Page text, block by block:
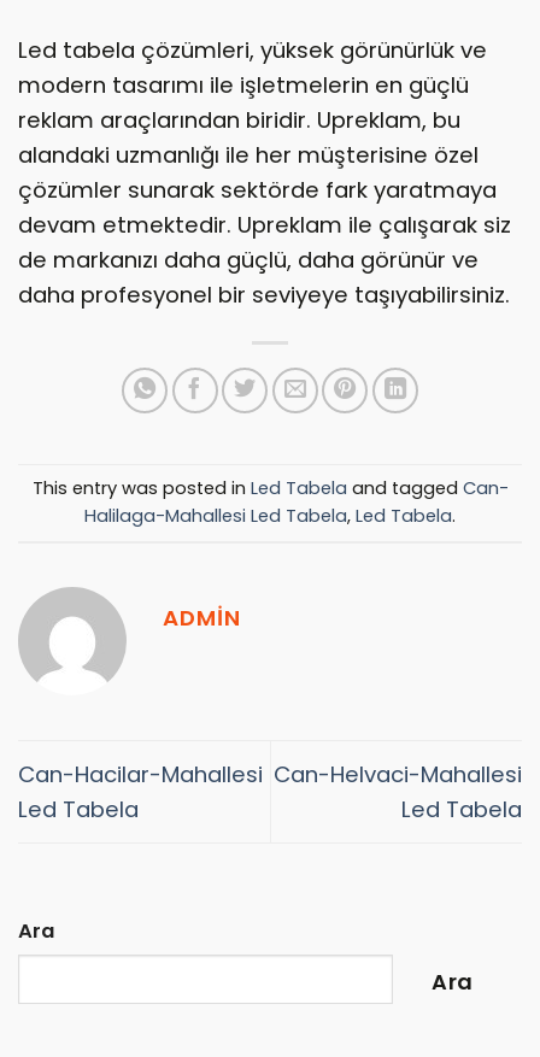
Led tabela çözümleri, yüksek görünürlük ve
modern tasarımı ile işletmelerin en güçlü
reklam araçlarından biridir. Upreklam, bu
alandaki uzmanlığı ile her müşterisine özel
çözümler sunarak sektörde fark yaratmaya
devam etmektedir. Upreklam ile çalışarak siz
de markanızı daha güçlü, daha görünür ve
daha profesyonel bir seviyeye taşıyabilirsiniz.
This entry was posted in Led Tabela and tagged Can-
Halilaga-Mahallesi Led Tabela, Led Tabela.
ADMIN
Can-Hacilar-Mahallesi
Led Tabela
Can-Helvaci-Mahallesi
Led Tabela
Ara
Ara